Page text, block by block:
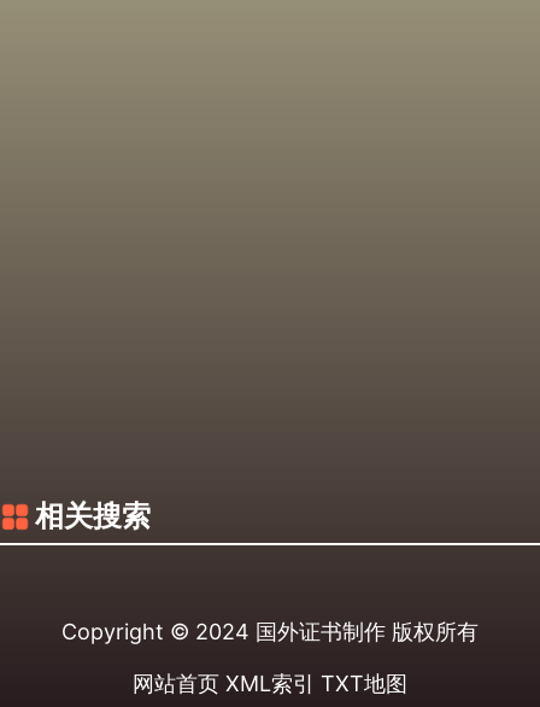
相关搜索
Copyright © 2024 国外证书制作 版权所有
网站首页 XML索引 TXT地图